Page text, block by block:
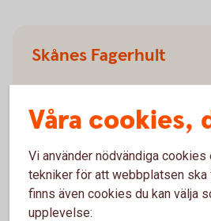
Skånes Fagerhult
Besöks- och postadress
286 73 SKÅNES FAGERHULT
Öppettider
Våra cookies,
Vi använder nödvändiga cookies
tekniker för att webbplatsen ska
finns även cookies du kan välja
upplevelse: